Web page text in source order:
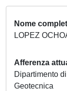
Nome
LOPEZ
Afferenza
Dipartimento
Geotecnica